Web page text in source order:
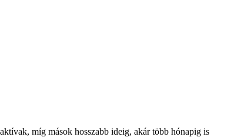
míg mások hosszabb ideig, akár több hónapig is